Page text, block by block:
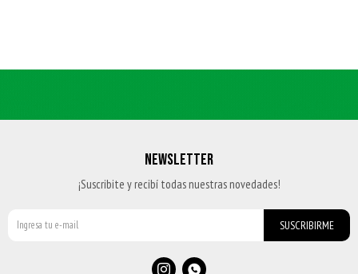
NEWSLETTER
¡Suscribite y recibí todas nuestras novedades!
SUSCRIBIRME
 